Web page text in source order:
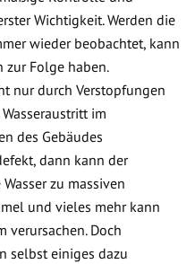
Wichtigkeit. Werden die
wieder beobachtet, kann
zur Folge haben.
nur durch Verstopfungen
im
des Gebäudes
dann kann der
zu massiven
und vieles mehr kann
verursachen. Doch
selbst einiges dazu